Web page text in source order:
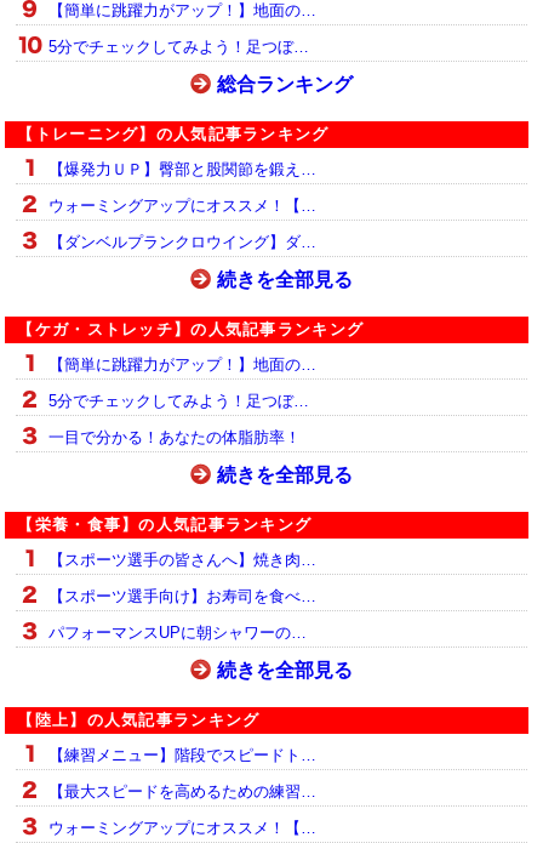
【簡単に跳躍力がアップ！】地面の…
5分でチェックしてみよう！足つぼ…
総合ランキング
【トレーニング】の人気記事ランキング
【爆発力ＵＰ】臀部と股関節を鍛え…
ウォーミングアップにオススメ！【…
【ダンベルプランクロウイング】ダ…
続きを全部見る
【ケガ・ストレッチ】の人気記事ランキング
【簡単に跳躍力がアップ！】地面の…
5分でチェックしてみよう！足つぼ…
一目で分かる！あなたの体脂肪率！
続きを全部見る
【栄養・食事】の人気記事ランキング
【スポーツ選手の皆さんへ】焼き肉…
【スポーツ選手向け】お寿司を食べ…
パフォーマンスUPに朝シャワーの…
続きを全部見る
【陸上】の人気記事ランキング
【練習メニュー】階段でスピードト…
【最大スピードを高めるための練習…
ウォーミングアップにオススメ！【…